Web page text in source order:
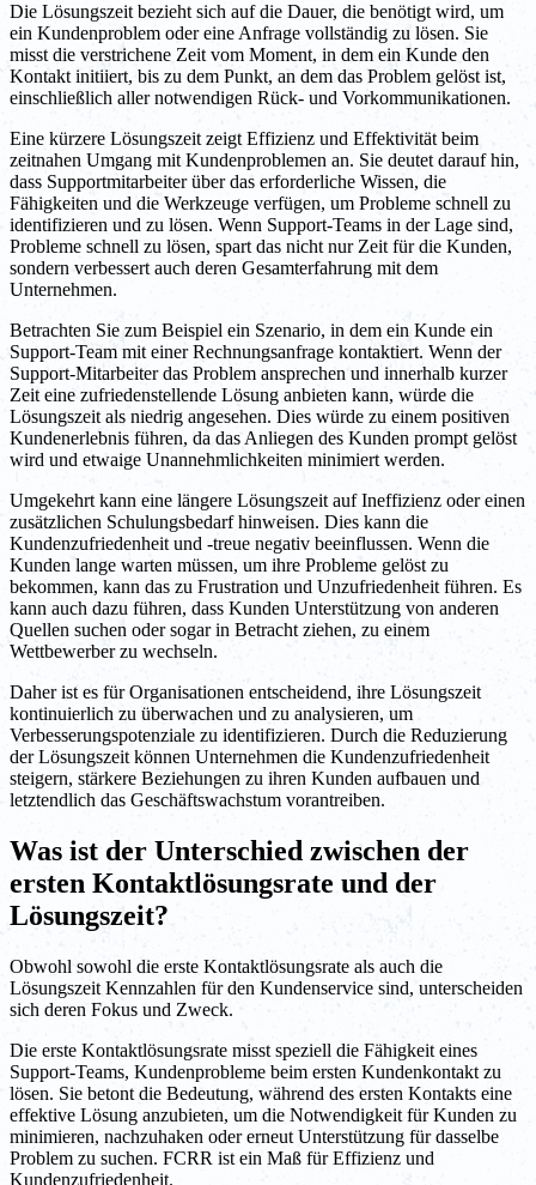
Die Lösungszeit bezieht sich auf die Dauer, die benötigt wird, um
ein Kundenproblem oder eine Anfrage vollständig zu lösen. Sie
misst die verstrichene Zeit vom Moment, in dem ein Kunde den
Kontakt initiiert, bis zu dem Punkt, an dem das Problem gelöst ist,
einschließlich aller notwendigen Rück- und Vorkommunikationen.
Eine kürzere Lösungszeit zeigt Effizienz und Effektivität beim
zeitnahen Umgang mit Kundenproblemen an. Sie deutet darauf hin,
dass Supportmitarbeiter über das erforderliche Wissen, die
Fähigkeiten und die Werkzeuge verfügen, um Probleme schnell zu
identifizieren und zu lösen. Wenn Support-Teams in der Lage sind,
Probleme schnell zu lösen, spart das nicht nur Zeit für die Kunden,
sondern verbessert auch deren Gesamterfahrung mit dem
Unternehmen.
Betrachten Sie zum Beispiel ein Szenario, in dem ein Kunde ein
Support-Team mit einer Rechnungsanfrage kontaktiert. Wenn der
Support-Mitarbeiter das Problem ansprechen und innerhalb kurzer
Zeit eine zufriedenstellende Lösung anbieten kann, würde die
Lösungszeit als niedrig angesehen. Dies würde zu einem positiven
Kundenerlebnis führen, da das Anliegen des Kunden prompt gelöst
wird und etwaige Unannehmlichkeiten minimiert werden.
Umgekehrt kann eine längere Lösungszeit auf Ineffizienz oder einen
zusätzlichen Schulungsbedarf hinweisen. Dies kann die
Kundenzufriedenheit und -treue negativ beeinflussen. Wenn die
Kunden lange warten müssen, um ihre Probleme gelöst zu
bekommen, kann das zu Frustration und Unzufriedenheit führen. Es
kann auch dazu führen, dass Kunden Unterstützung von anderen
Quellen suchen oder sogar in Betracht ziehen, zu einem
Wettbewerber zu wechseln.
Daher ist es für Organisationen entscheidend, ihre Lösungszeit
kontinuierlich zu überwachen und zu analysieren, um
Verbesserungspotenziale zu identifizieren. Durch die Reduzierung
der Lösungszeit können Unternehmen die Kundenzufriedenheit
steigern, stärkere Beziehungen zu ihren Kunden aufbauen und
letztendlich das Geschäftswachstum vorantreiben.
Was ist der Unterschied zwischen der
ersten Kontaktlösungsrate und der
Lösungszeit?
Obwohl sowohl die erste Kontaktlösungsrate als auch die
Lösungszeit Kennzahlen für den Kundenservice sind, unterscheiden
sich deren Fokus und Zweck.
Die erste Kontaktlösungsrate misst speziell die Fähigkeit eines
Support-Teams, Kundenprobleme beim ersten Kundenkontakt zu
lösen. Sie betont die Bedeutung, während des ersten Kontakts eine
effektive Lösung anzubieten, um die Notwendigkeit für Kunden zu
minimieren, nachzuhaken oder erneut Unterstützung für dasselbe
Problem zu suchen. FCRR ist ein Maß für Effizienz und
Kundenzufriedenheit.